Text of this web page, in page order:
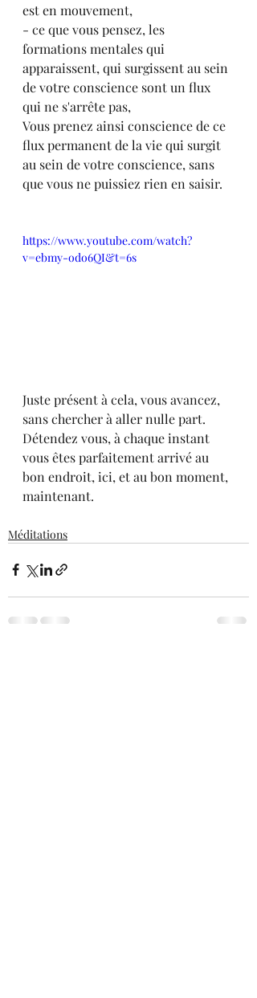
est en mouvement,
- ce que vous pensez, les
formations mentales qui
apparaissent, qui surgissent au sein
de votre conscience sont un flux
qui ne s'arrête pas,
Vous prenez ainsi conscience de ce
flux permanent de la vie qui surgit
au sein de votre conscience, sans
que vous ne puissiez rien en saisir.
https://www.youtube.com/watch?
v=ebmy-odo6QI&t=6s
Juste présent à cela, vous avancez,
sans chercher à aller nulle part.
Détendez vous, à chaque instant
vous êtes parfaitement arrivé au
bon endroit, ici, et au bon moment,
maintenant.
Méditations